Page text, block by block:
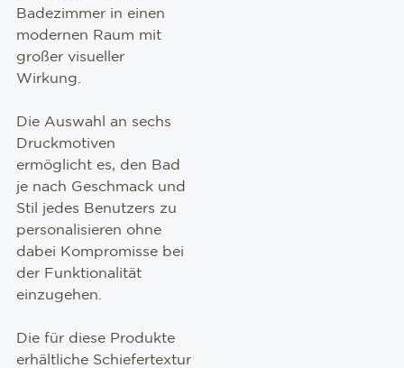
Badezimmer in einen
modernen Raum mit
großer visueller
Wirkung.
Die Auswahl an sechs
Druckmotiven
ermöglicht es, den Bad
je nach Geschmack und
Stil jedes Benutzers zu
personalisieren ohne
dabei Kompromisse bei
der Funktionalität
einzugehen.
Die für diese Produkte
erhältliche Schiefertextur